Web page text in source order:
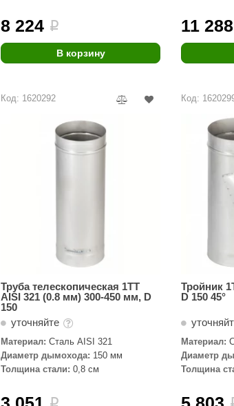
8 224 i
В корзину
11 288
Код: 1620292
Труба телескопическая 1ТТ
AISI 321 (0.8 мм) 300-450 мм, D
150
уточняйте
Материал: Сталь AISI 321
Диаметр дымохода: 150 мм
Толщина стали: 0,8 см
i
Код:
Тройник
D 150 45°
Материал:
Диаметр
Толщина